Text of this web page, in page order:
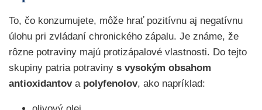
To, čo konzumujete, môže hrať pozitívnu aj negatívnu
úlohu pri zvládaní chronického zápalu. Je známe, že
rôzne potraviny majú protizápalové vlastnosti. Do tejto
skupiny patria potraviny s vysokým obsahom
antioxidantov a polyfenolov, ako napríklad: